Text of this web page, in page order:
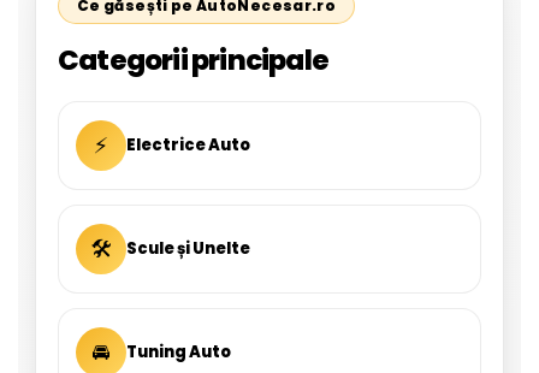
Ce găsești pe AutoNecesar.ro
Categorii principale
⚡ Electrice Auto
🛠 Scule și Unelte
🚘 Tuning Auto